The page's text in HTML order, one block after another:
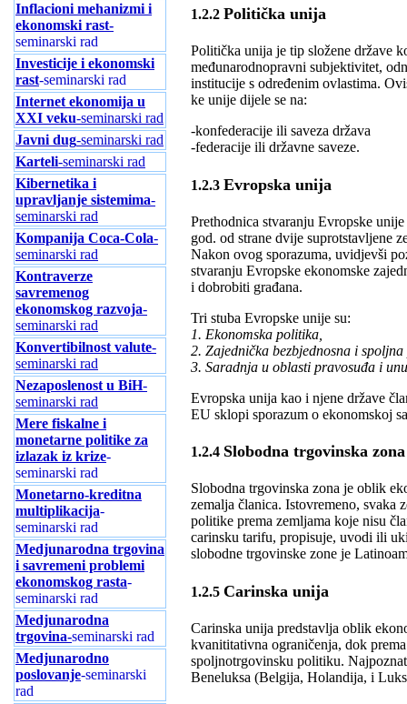
Inflacioni mehanizmi i
ekonomski rast-
seminarski rad
Investicije i ekonomski
rast-seminarski rad
Internet ekonomija u
XXI veku-seminarski rad
Javni dug-seminarski rad
Karteli-seminarski rad
Kibernetika i
upravljanje sistemima-
seminarski rad
Kompanija Coca-Cola-
seminarski rad
Kontraverze
savremenog
ekonomskog razvoja-
seminarski rad
Konvertibilnost valute-
seminarski rad
Nezaposlenost u BiH-
seminarski rad
Mere fiskalne i
monetarne politike za
izlazak iz krize-
seminarski rad
Monetarno-kreditna
multiplikacija-
seminarski rad
Medjunarodna trgovina
i savremeni problemi
ekonomskog rasta-
seminarski rad
Medjunarodna
trgovina-seminarski rad
Medjunarodno
poslovanje-seminarski
rad
1.2.2 Politička unija
Politička unija je tip složene države
međunarodnopravni subjektivitet,
institucije s određenim ovlastima.
ke unije dijele se na:
-konfederacije ili saveza država
-federacije ili državne saveze.
1.2.3 Evropska unija
Prethodnica stvaranju Evropske
god. od strane dvije suprotstavljene
Nakon ovog sporazuma, uvidjevši
stvaranju Evropske ekonomske
i dobrobiti građana.
Tri stuba Evropske unije su:
1. Ekonomska politika,
2. Zajednička bezbjednosna i
3. Saradnja u oblasti pravosuđa i
Evropska unija kao i njene države
EU sklopi sporazum o ekonomskoj
1.2.4 Slobodna trgovinska zona
Slobodna trgovinska zona je oblik
zemalja članica. Istovremeno, svaka
politike prema zemljama koje nisu
carinsku tarifu, propisuje, uvodi ili
slobodne trgovinske zone je
1.2.5 Carinska unija
Carinska unija predstavlja oblik
kvanititativna ograničenja, dok
spoljnotrgovinsku politiku.
Beneluksa (Belgija, Holandija, i